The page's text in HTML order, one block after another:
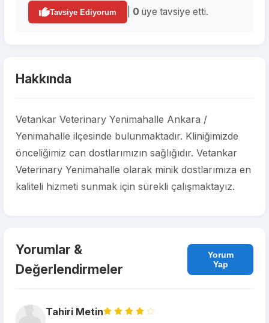
Tavsiye Ediyorum 0 üye tavsiye etti.
Hakkında
Vetankar Veterinary Yenimahalle Ankara /
Yenimahalle ilçesinde bulunmaktadır. Kliniğimizde
önceliğimiz can dostlarımızın sağlığıdır. Vetankar
Veterinary Yenimahalle olarak minik dostlarımıza en
kaliteli hizmeti sunmak için sürekli çalışmaktayız.
Yorumlar &
Değerlendirmeler
Yorum
Yap
Tahiri Metin